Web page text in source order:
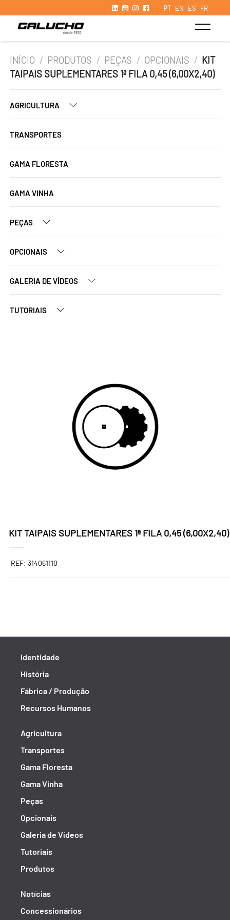
PT EN ES FR
INÍCIO / PRODUTOS / PEÇAS / OPCIONAIS / KIT
TAIPAIS SUPLEMENTARES 1ª FILA 0,45 (6,00X2,40)
AGRICULTURA
TRANSPORTES
GAMA FLORESTA
GAMA VINHA
PEÇAS
OPCIONAIS
GALERIA DE VÍDEOS
TUTORIAIS
KIT TAIPAIS SUPLEMENTARES 1ª FILA 0,45 (6,00X2,40)
REF: 314061110
Identidade
História
Fábrica / Produção
Recursos Humanos
Agricultura
Transportes
Gama Floresta
Gama Vinha
Peças
Opcionais
Galeria de Vídeos
Tutoriais
Produtos
Notícias
Concessionários